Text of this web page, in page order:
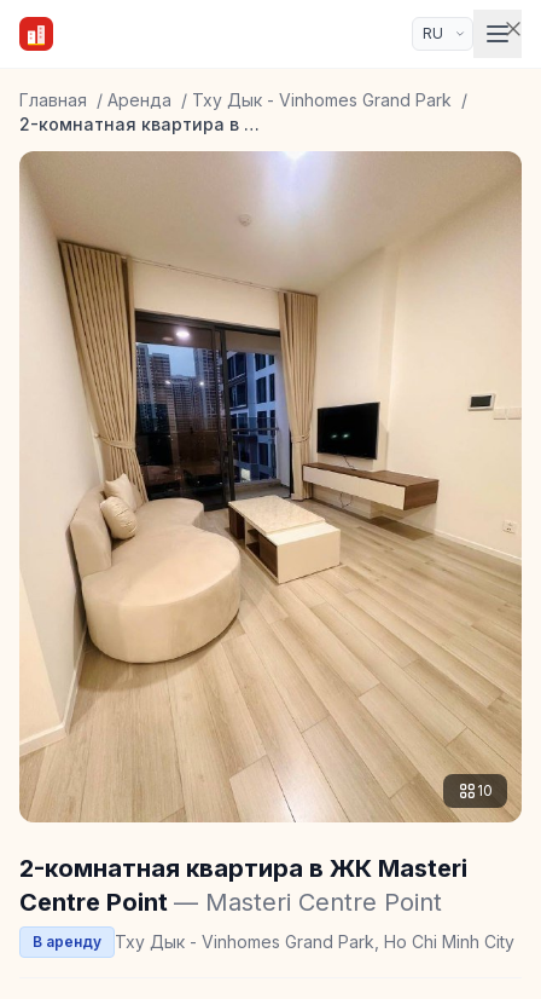
Главная / Аренда / Тху Дык - Vinhomes Grand Park /
2-комнатная квартира в ЖК Masteri Centre Point
10
2-комнатная квартира в ЖК Masteri
Centre Point — Masteri Centre Point
В аренду Тху Дык - Vinhomes Grand Park, Ho Chi Minh City